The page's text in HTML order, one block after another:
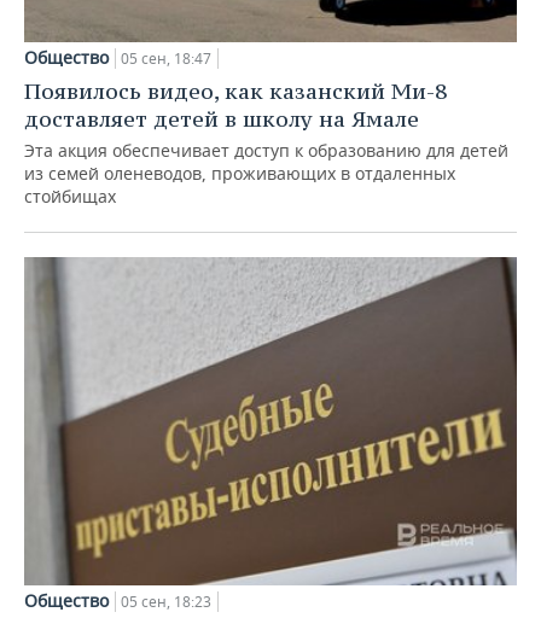
Общество 05 сен, 18:47
Появилось видео, как казанский Ми-8
доставляет детей в школу на Ямале
Эта акция обеспечивает доступ к образованию для детей
из семей оленеводов, проживающих в отдаленных
стойбищах
Общество 05 сен, 18:23